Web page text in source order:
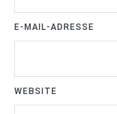
E-MAIL-ADRESSE
WEBSITE